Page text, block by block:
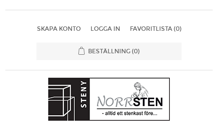
SKAPA KONTO LOGGA IN FAVORITLISTA (0)
BESTÄLLNING (0)